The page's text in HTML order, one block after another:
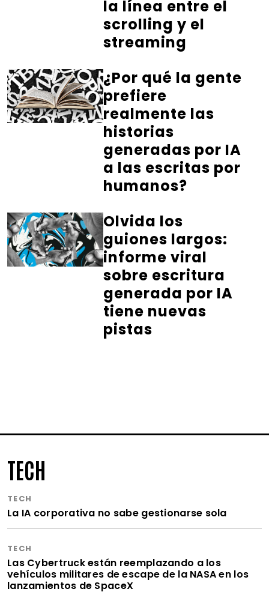
la línea entre el
scrolling y el
streaming
¿Por qué la gente
prefiere
realmente las
historias
generadas por IA
a las escritas por
humanos?
Olvida los
guiones largos:
informe viral
sobre escritura
generada por IA
tiene nuevas
pistas
TECH
TECH
La IA corporativa no sabe gestionarse sola
TECH
Las Cybertruck están reemplazando a los
vehículos militares de escape de la NASA en los
lanzamientos de SpaceX